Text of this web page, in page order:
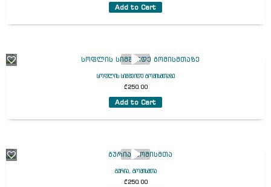
Add to Cart
სოფლის სიმშვიდე გომისმთაზე
₾250.00
Add to Cart
გურია, გომისმთა
₾250.00